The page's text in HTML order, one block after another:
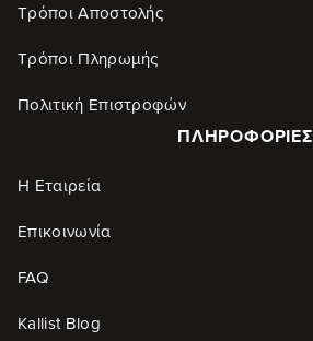
Τρόποι Αποστολής
Τρόποι Πληρωμής
Πολιτική Επιστροφών
ΠΛΗΡΟΦΟΡΊΕΣ
Η Εταιρεία
Επικοινωνία
FAQ
Kallist Blog